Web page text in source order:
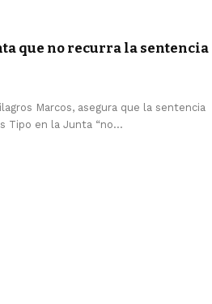
que no recurra la sentencia
Marcos, asegura que la sentencia
Tipo en la Junta “no...